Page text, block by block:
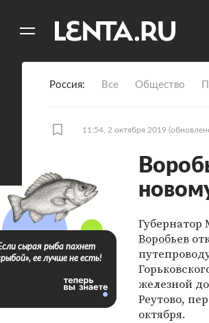
Россия Все Общество
11:54, 2 октября 2019
Губернатор
Воробьев
железной
Реутово,
октября.
сырая рыба пахнет
ее лучше не есть!